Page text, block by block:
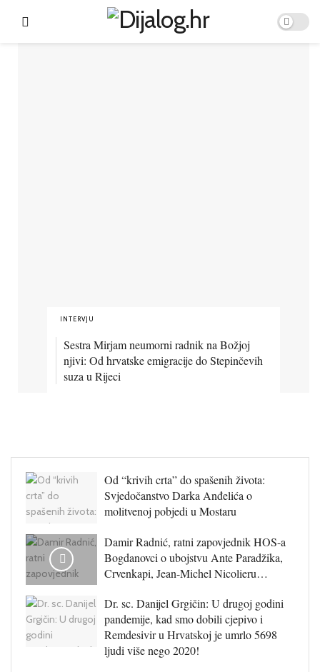
INTERVJU
Sestra Mirjam neumorni radnik na Božjoj
njivi: Od hrvatske emigracije do Stepinčevih
suza u Rijeci
Od “krivih crta” do spašenih života:
Svjedočanstvo Darka Anđelića o
molitvenoj pobjedi u Mostaru
Damir Radnić, ratni zapovjednik HOS-a
Bogdanovci o ubojstvu Ante Paradžika,
Crvenkapi, Jean-Michel Nicolieru…
Dr. sc. Danijel Grgičin: U drugoj godini
pandemije, kad smo dobili cjepivo i
Remdesivir u Hrvatskoj je umrlo 5698
ljudi više nego 2020!